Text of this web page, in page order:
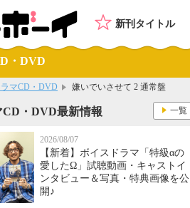
新刊タイトル
・DVD
ラマCD・DVD 嫌いでいさせて 2 通常盤
CD・DVD最新情報
2026/08/07
【新着】ボイスドラマ「特級αの
愛したΩ」試聴動画・キャストイ
ンタビュー＆写真・特典画像を公
開♪
一覧